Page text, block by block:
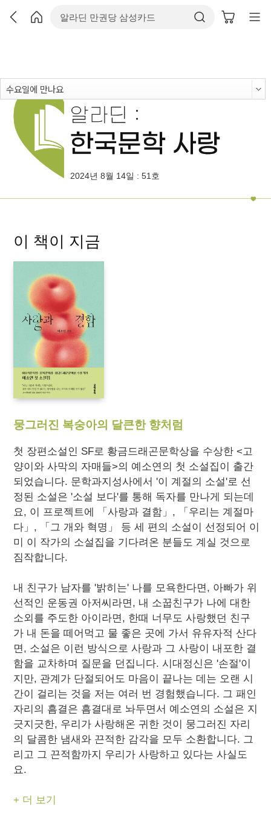
2024년 8월 14일 : 51호
이 책이 지금
뭉그러진 복숭아의 달큰한 향처럼
첫 장편소설인 SF로 황금드래곤문학상을 수상한<고
양이와 사막의 자매들>의 예소연의 첫 소설집이 출간
되었습니다. 문학과지성사에서 '이 계절의 소설'로 선
정된 소설은 '소설 보다'를 통해 독자를 만나게 되는데
요, 이 프로젝트에 「사랑과 결함」, 「우리는 계절마
다」, 「그 개와 혁명」 등 세 편의 소설이 선정되어 이
미 이 작가의 소설집을 기다려온 분들도 계실 것으로
짐작합니다.
내 친구가 남자를 '밝히는' 나를 모욕한다면, 아빠가 위
선적인 운동권 아저씨라면, 내 소꿉친구가 나에 대한
소외를 주도한 아이라면, 한때 너무도 사랑했던 친구
가 내 돈을 떼어먹고 물 좋은 곳에 가서 유유자적 산다
면, 소설은 이런 방식으로 사랑과 그 사랑이 내포한 결
함을 교차하며 질문을 던집니다. 시대정신은 '손절'이
지만, 관계가 단절되어도 마음이 끝나는 데는 오랜 시
간이 걸리는 것을 저는 여러 번 경험했습니다. 그 패인
자리의 흠결은 흠결대로 놔두면서 예소연의 소설은 지
긋지긋한, 우리가 사랑해온 귀한 것이 뭉그러진 자리
의 달콤한 냄새와 끈적한 감각을 모두 소환합니다. 그
리고 그 끈적함까지 우리가 사랑하고 있다는 사실도
요.
+ 더 보기